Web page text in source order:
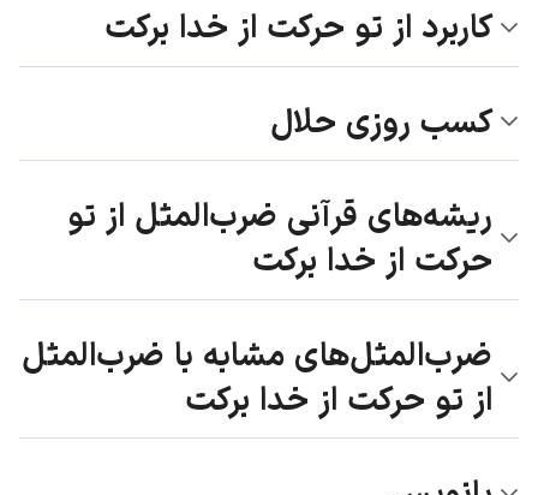
کاربرد از تو حرکت از خدا برکت
کسب روزی حلال
ریشه‌های قرآنی ضرب‌المثل از تو
حرکت از خدا برکت
ضرب‌المثل‌های مشابه با ضرب‌المثل
از تو حرکت از خدا برکت